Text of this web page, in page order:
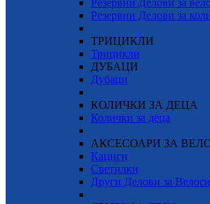
Резервни Делови за
Резервни Делови за
ТРИЦИКЛИ
Трицикли
ДУБАЦИ
Дубаци
КОЛИЧКИ ЗА ДЕЦА
Колички за деца
АКСЕСОАРИ ЗА
Кациги
Светилки
Други Делови за